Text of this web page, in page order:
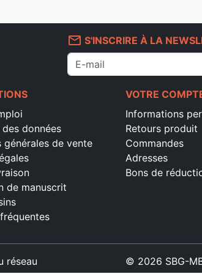
mail_outline S'INSCRIRE À LA
données
générales de vente
de manuscrit
VOTRE
Informations
Retours produit
Commandes
Adresses
Bons de
réseau © 2026 SBG-